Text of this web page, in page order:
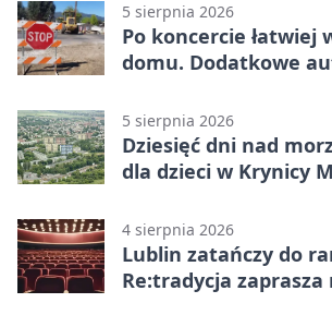
5 sierpnia 2026
Po koncercie łatwiej
domu. Dodatkowe
5 sierpnia 2026
Dziesięć dni nad
dla dzieci w Krynicy
4 sierpnia 2026
Lublin zatańczy do
Re:tradycja zaprasza